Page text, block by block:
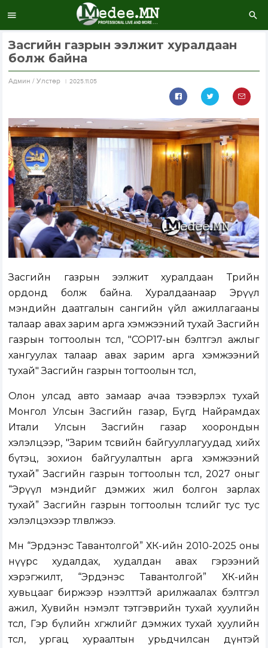
Засгийн газрын ээлжит хуралдаан
болж байна
Aдмин / Улстөр 2025.11.05
Засгийн газрын ээлжит хуралдаан Төрийн
ордонд болж байна. Хуралдаанаар Эрүүл
мэндийн даатгалын сангийн үйл ажиллагааны
талаар авах зарим арга хэмжээний тухай Засгийн
газрын тогтоолын төсөл, "COP17-ын бэлтгэл ажлыг
хангуулах талаар авах зарим арга хэмжээний
тухай" Засгийн газрын тогтоолын төсөл,
Олон улсад авто замаар ачаа тээвэрлэх тухай
Монгол Улсын Засгийн газар, Бүгд Найрамдах
Итали Улсын Засгийн газар хоорондын
хэлэлцээр, "Зарим төсвийн байгууллагуудад хийх
бүтэц, зохион байгуулалтын арга хэмжээний
тухай” Засгийн газрын тогтоолын төсөл, 2027 оныг
“Эрүүл мэндийг дэмжих жил болгон зарлах
тухай” Засгийн газрын тогтоолын төслийг тус тус
хэлэлцэхээр төлөвлөжээ.
Мөн “Эрдэнэс Тавантолгой” ХК-ийн 2010-2025 оны
нүүрс худалдах, худалдан авах гэрээний
хэрэгжилт, “Эрдэнэс Тавантолгой” ХК-ийн
хувьцааг биржээр нээлттэй арилжаалах бэлтгэл
ажил, Хувийн нэмэлт тэтгэврийн тухай хуулийн
төсөл, Гэр бүлийн хөгжлийг дэмжих тухай хуулийн
төсөл, ургац хураалтын урьдчилсан дүнтэй